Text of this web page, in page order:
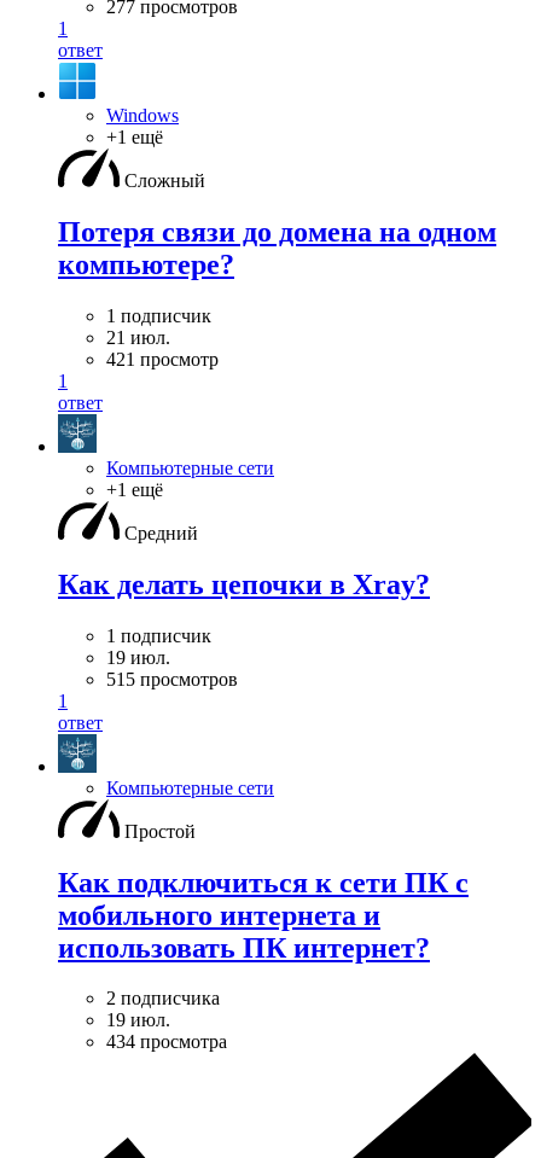
277 просмотров
1
ответ
Windows
+1 ещё
Сложный
Потеря связи до домена на одном
компьютере?
1 подписчик
21 июл.
421 просмотр
1
ответ
Компьютерные сети
+1 ещё
Средний
Как делать цепочки в Xray?
1 подписчик
19 июл.
515 просмотров
1
ответ
Компьютерные сети
Простой
Как подключиться к сети ПК с
мобильного интернета и
использовать ПК интернет?
2 подписчика
19 июл.
434 просмотра